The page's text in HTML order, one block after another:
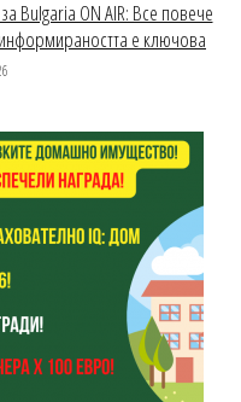
Bulgaria ON AIR: Все повече
е ключова